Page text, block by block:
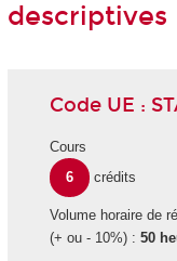
descriptives
Code UE :
Cours
6
crédits
Volume horaire de
(+ ou - 10%) : 50